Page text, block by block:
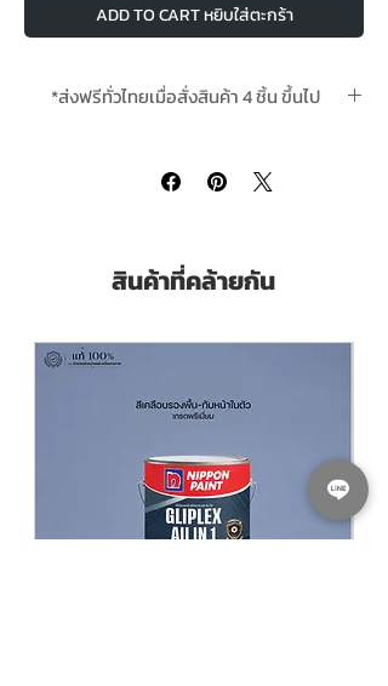
ADD TO CART หยิบใส่ตะกร้า
*ส่งฟรีทั่วไทยเมื่อสั่งสินค้า 4 ชิ้น ขึ้นไป
2-4 Working days
สินค้าที่คล้ายกัน